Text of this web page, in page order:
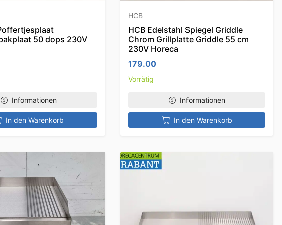
50 dops 230V
Informationen
In den Warenkorb
HCB
HCB Edelstahl Spiegel Griddle
Chrom Grillplatte Griddle 55 cm
230V Horeca
179.00
Vorrätig
Informationen
In den Warenkorb